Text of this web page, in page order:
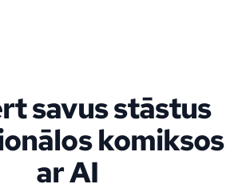
savus stāstus
komiksos
ar AI